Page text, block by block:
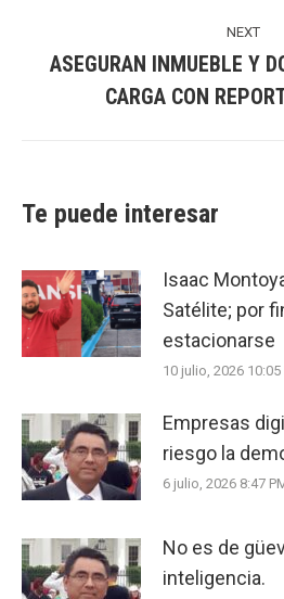
NEXT
post:
ASEGURAN INMUEBLE Y
CARGA CON
Te puede interesar
Isaac
Satélite; por
estacionarse
10 julio, 2026 10:05
Empresas
riesgo la
6 julio, 2026 8:47
No es de
inteligencia.